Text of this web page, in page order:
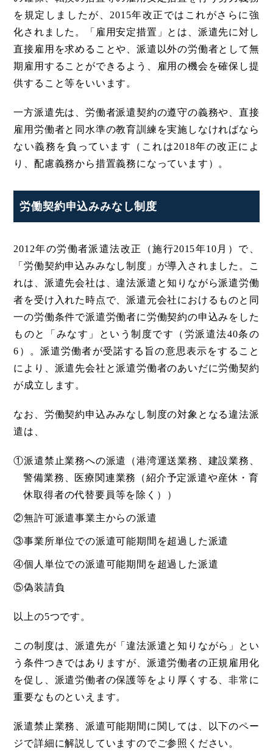
を規定しましたが、2015年改正ではこれがさらに強
化されました。「雇用安定措置」とは、派遣先に対し
直接雇用を求めることや、派遣以外の労働者として無
期雇用することができるよう、雇用の機会を確保し提
供すること等をいいます。
一方派遣先は、労働者派遣契約の遵守の義務や、直接
雇用労働者と同水準の教育訓練を実施しなければなら
ない義務を負っています（これは2018年の改正によ
り、配慮義務から措置義務になっています）。
労働契約申込みみなし制度
2012年の労働者派遣法改正（施行2015年10月）で、
「労働契約申込みみなし制度」が導入されました。こ
れは、派遣先会社は、違法派遣と知りながら派遣労働
者を受け入れた時点で、派遣元会社におけるものと同
一の労働条件で派遣労働者に労働契約の申込みをした
ものと「みなす」という制度です（労派遣法40条の
6）。派遣労働者が受諾する旨の意思表示をすること
により、派遣先会社と派遣労働者のあいだに労働契約
が成立します。
なお、労働契約申込みみなし制度の対象となる違法派
遣は、
①派遣禁止業務への派遣（港湾運送業務、建設業務、
警備業務、医療関連業務（紹介予定派遣や産休・育
休取得者の代替要員等を除く））
②無許可派遣事業主からの派遣
③事業所単位での派遣可能期間を超過した派遣
④個人単位での派遣可能期間を超過した派遣
⑤偽装請負
以上の5つです。
この制度は、派遣先が「違法派遣と知りながら」とい
う条件つきではありますが、派遣労働者の正規雇用化
を促し、派遣労働者の保護等をより厚くする、非常に
重要なものといえます。
派遣禁止業務、派遣可能期間に関しては、以下のペー
ジで詳細に解説していますのでご参照ください。